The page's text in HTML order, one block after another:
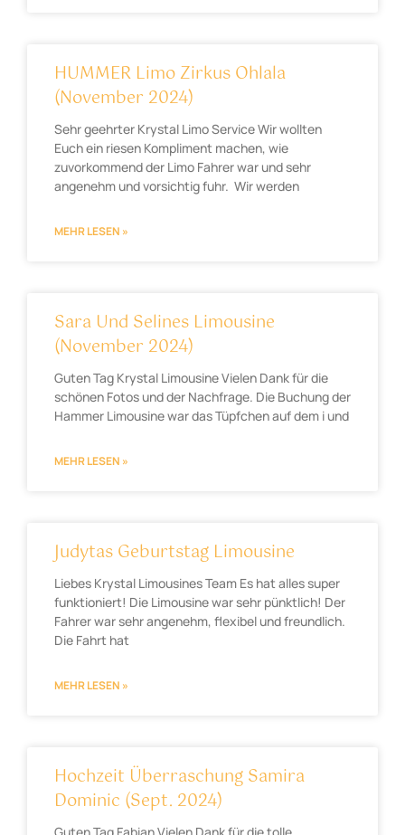
HUMMER Limo Zirkus Ohlala
(November 2024)
Sehr geehrter Krystal Limo Service Wir wollten
Euch ein riesen Kompliment machen, wie
zuvorkommend der Limo Fahrer war und sehr
angenehm und vorsichtig fuhr. Wir werden
MEHR LESEN »
Sara Und Selines Limousine
(November 2024)
Guten Tag Krystal Limousine Vielen Dank für die
schönen Fotos und der Nachfrage. Die Buchung der
Hammer Limousine war das Tüpfchen auf dem i und
MEHR LESEN »
Judytas Geburtstag Limousine
Liebes Krystal Limousines Team Es hat alles super
funktioniert! Die Limousine war sehr pünktlich! Der
Fahrer war sehr angenehm, flexibel und freundlich.
Die Fahrt hat
MEHR LESEN »
Hochzeit Überraschung Samira
Dominic (Sept. 2024)
Guten Tag Fabian Vielen Dank für die tolle